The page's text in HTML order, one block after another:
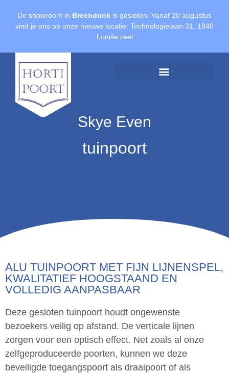
De showroom in Breendonk is gesloten. Vanaf 20 augustus
vind je ons op onze nieuwe locatie: Technologielaan 31, 1840
Londerzeel
Skye Even
tuinpoort
ALU TUINPOORT MET FIJN LIJNENSPEL,
KWALITATIEF HOOGSTAAND EN
VOLLEDIG AANPASBAAR
Deze gesloten tuinpoort houdt ongewenste
bezoekers veilig op afstand. De verticale lijnen
zorgen voor een optisch effect. Net zoals al onze
zelfgeproduceerde poorten, kunnen we deze
beveiligde toegangspoort als draaipoort of als